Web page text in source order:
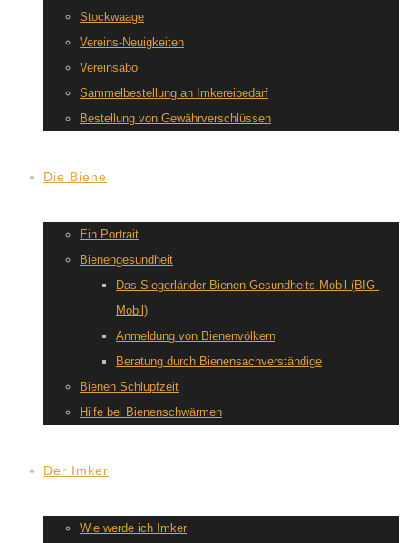
Stockwaage
Vereins-Neuigkeiten
Vereinsabo
Sammelbestellung an Imkereibedarf
Bestellung von Gewährverschlüssen
Die Biene
Ein Portrait
Bienengesundheit
Das Siegerländer Bienen-Gesundheits-Mobil (BIG-
Mobil)
Anmeldung von Bienenvölkern
Beratung durch Bienensachverständige
Bienen Schlupfzeit
Hilfe bei Bienenschwärmen
Der Imker
Wie werde ich Imker